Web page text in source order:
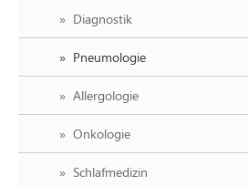
Diagnostik
Pneumologie
Allergologie
Onkologie
Schlafmedizin